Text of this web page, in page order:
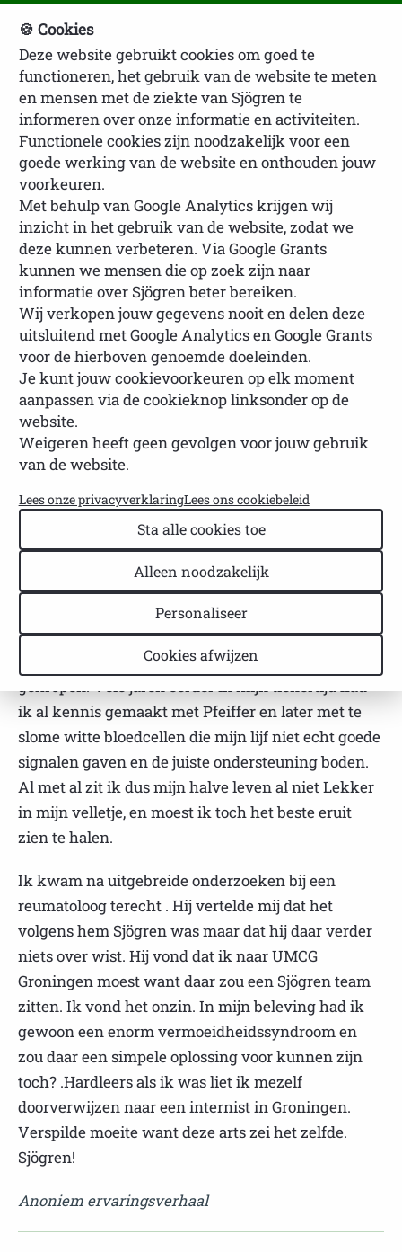
NVSP Ledenlogin
U bevindt zich hier: Homepage
Lotgenoten
Ervaringsverhalen lotgenoten
Anoniem: Van
ontkenning naar 15 jaar leven met de diagnose.
Anoniem: Van ontkenning
naar 15 jaar leven met de
diagnose.
NVSP
Leestijd: 2 minuten
De lange weg naar de diagnose
Mijn verhaal begint meer dan 15 jaar geleden. Vage
klachten van gewrichtspijn, enorme vermoeidheid
en droogheid waren langzaam mijn leven binnen
ik al kennis gemaakt met Pfeiffer en later met te
slome witte bloedcellen die mijn lijf niet echt goede
signalen gaven en de juiste ondersteuning boden.
Al met al zit ik dus mijn halve leven al niet Lekker
in mijn velletje, en moest ik toch het beste eruit
zien te halen.
Ik kwam na uitgebreide onderzoeken bij een
reumatoloog terecht . Hij vertelde mij dat het
volgens hem Sjögren was maar dat hij daar verder
niets over wist. Hij vond dat ik naar UMCG
Groningen moest want daar zou een Sjögren team
zitten. Ik vond het onzin. In mijn beleving had ik
gewoon een enorm vermoeidheidssyndroom en
zou daar een simpele oplossing voor kunnen zijn
toch? .Hardleers als ik was liet ik mezelf
doorverwijzen naar een internist in Groningen.
Verspilde moeite want deze arts zei het zelfde.
Sjögren!
Anoniem ervaringsverhaal
🍪 Cookies
Deze website gebruikt cookies om goed te
functioneren, het gebruik van de website te meten
en mensen met de ziekte van Sjögren te
informeren over onze informatie en activiteiten.
Functionele cookies zijn noodzakelijk voor een
goede werking van de website en onthouden jouw
voorkeuren.
Met behulp van Google Analytics krijgen wij
inzicht in het gebruik van de website, zodat we
deze kunnen verbeteren. Via Google Grants
kunnen we mensen die op zoek zijn naar
informatie over Sjögren beter bereiken.
Wij verkopen jouw gegevens nooit en delen deze
uitsluitend met Google Analytics en Google Grants
voor de hierboven genoemde doeleinden.
Je kunt jouw cookievoorkeuren op elk moment
aanpassen via de cookieknop linksonder op de
website.
Weigeren heeft geen gevolgen voor jouw gebruik
van de website.
Lees onze privacyverklaringLees ons cookiebeleid
Sta alle cookies toe
Alleen noodzakelijk
Personaliseer
Cookies afwijzen